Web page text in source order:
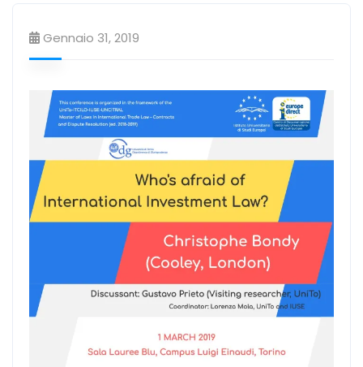
Gennaio 31, 2019